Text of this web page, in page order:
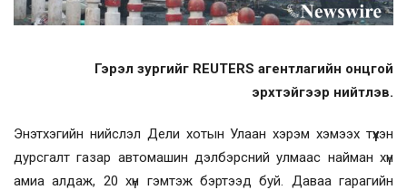
Гэрэл зургийг REUTERS агентлагийн онцгой
эрхтэйгээр нийтлэв.
Энэтхэгийн нийслэл Дели хотын Улаан хэрэм хэмээх түүхэн
дурсгалт газар автомашин дэлбэрсний улмаас найман хүн
амиа алдаж, 20 хүн гэмтэж бэртээд буй. Даваа гарагийн